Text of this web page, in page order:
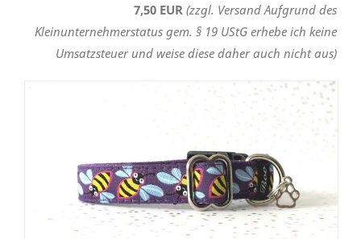
7,50 EUR (zzgl. Versand Aufgrund des
Kleinunternehmerstatus gem. § 19 UStG erhebe ich keine
Umsatzsteuer und weise diese daher auch nicht aus)